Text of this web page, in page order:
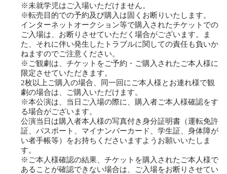
未就学児はご入場いただけません。
転売目的での予約及び購入は固くお断りいたします。
インターネットオークション等で購入されたチケットでの
ご入場は、お断りさせていただく場合がございます。ま
た、それに伴い発⽣したトラブルに関しての責任も負いか
ねますのでご注意ください。
ご観劇は、チケットをご予約・ご購入されたご本人様に
限定させていただきます。
2枚以上ご購入の場合、同一回にご本人様とお連れ様で観
劇の場合は、ご購入いただけます。
本公演は、当⽇ご入場の際に、購入者ご本人様確認をす
る場合がございます。
公演当⽇は購入者本人様の写真付き身分証明書（運転免許
証、パスポート、マイナンバーカード、学生証、身体障が
い者⼿帳等）をお持ちくださいますようお願いいたしま
す。
ご本人様確認の結果、チケットを購入されたご本人様で
あることが確認できない場合は、ご入場をお断りさせてい